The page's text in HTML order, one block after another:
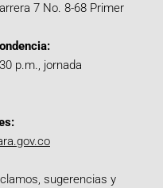
7 No. 8-68 Primer
p.m., jornada
sugerencias y